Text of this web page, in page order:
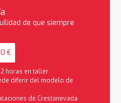
de que siempre
€
horas en taller
diferir del modelo de
de Crestanevada